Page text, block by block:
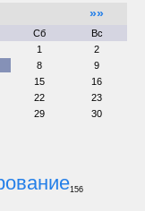
»»
Сб
Вс
1
2
8
9
15
16
22
23
29
30
156